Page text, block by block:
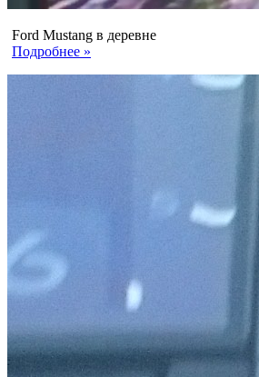
Ford Mustang в деревне
Подробнее »